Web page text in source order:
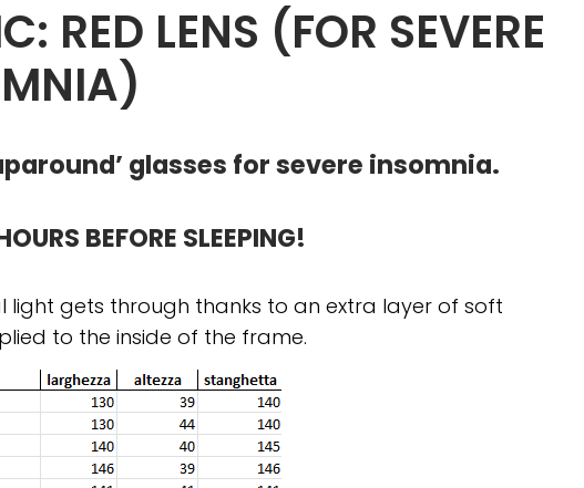
RED LENS (FOR SEVERE
glasses for severe insomnia.
BEFORE SLEEPING!
light gets through thanks to an extra layer of soft
to the inside of the frame.